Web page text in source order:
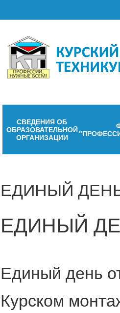
СВЕДЕНИЯ ОБ
ОБРАЗОВАТЕЛЬНОЙ
ОРГАНИЗАЦИИ
ЕДИНЫЙ
ЕДИНЫЙ
Единый день
Курском